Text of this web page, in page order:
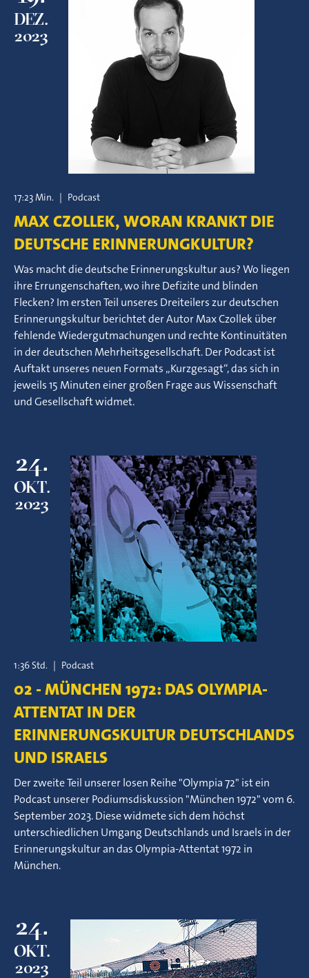
DEZ.
2023
17:23 Min. | Podcast
MAX CZOLLEK, WORAN KRANKT DIE
DEUTSCHE ERINNERUNGKULTUR?
Was macht die deutsche Erinnerungskultur aus? Wo liegen
ihre Errungenschaften, wo ihre Defizite und blinden
Flecken? Im ersten Teil unseres Dreiteilers zur deutschen
Erinnerungskultur berichtet der Autor Max Czollek über
fehlende Wiedergutmachungen und rechte Kontinuitäten
in der deutschen Mehrheitsgesellschaft. Der Podcast ist
Auftakt unseres neuen Formats „Kurzgesagt“, das sich in
jeweils 15 Minuten einer großen Frage aus Wissenschaft
und Gesellschaft widmet.
24.
OKT.
2023
1:36 Std. | Podcast
02 - MÜNCHEN 1972: DAS OLYMPIA-
ATTENTAT IN DER
ERINNERUNGSKULTUR DEUTSCHLANDS
UND ISRAELS
Der zweite Teil unserer losen Reihe "Olympia 72" ist ein
Podcast unserer Podiumsdiskussion "München 1972" vom 6.
September 2023. Diese widmete sich dem höchst
unterschiedlichen Umgang Deutschlands und Israels in der
Erinnerungskultur an das Olympia-Attentat 1972 in
München.
24.
OKT.
2023